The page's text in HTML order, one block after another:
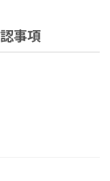
事項